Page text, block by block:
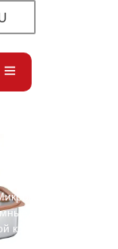
печь
коробки для
крышкой